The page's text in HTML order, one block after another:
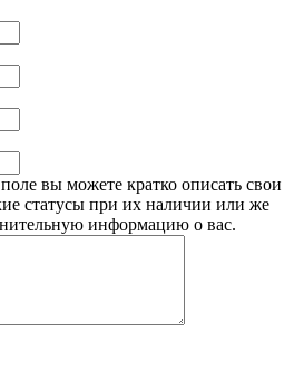
вы можете кратко описать свои
статусы при их наличии или же
информацию о вас.